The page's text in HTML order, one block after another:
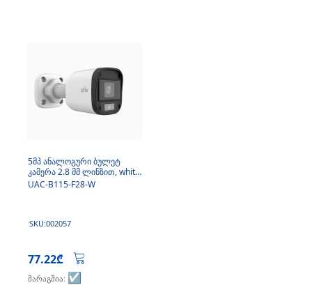
5მპ ანალოგური ბულეტ
კამერა 2.8 მმ ლინზით, white
light
UAC-B115-F28-W
SKU:002057
77.22₾
მარაგშია: ☑️